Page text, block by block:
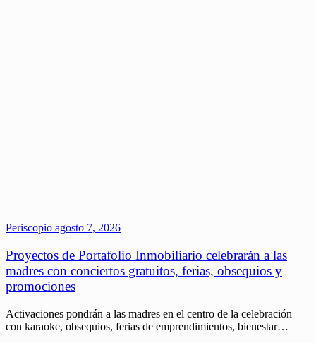
Periscopio agosto 7, 2026
Proyectos de Portafolio Inmobiliario celebrarán a las
madres con conciertos gratuitos, ferias, obsequios y
promociones
Activaciones pondrán a las madres en el centro de la celebración
con karaoke, obsequios, ferias de emprendimientos, bienestar…